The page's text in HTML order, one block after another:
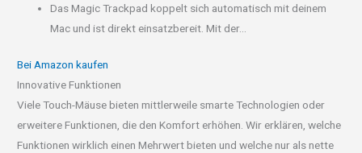
Das Magic Trackpad koppelt sich automatisch mit deinem
Mac und ist direkt einsatzbereit. Mit der...
Bei Amazon kaufen
Innovative Funktionen
Viele Touch-Mäuse bieten mittlerweile smarte Technologien oder
erweitere Funktionen, die den Komfort erhöhen. Wir erklären, welche
Funktionen wirklich einen Mehrwert bieten und welche nur als nette